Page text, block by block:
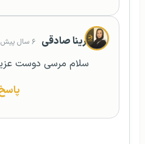
آرینا صادقی ۶ سال پیش
سلام مرسی دوست